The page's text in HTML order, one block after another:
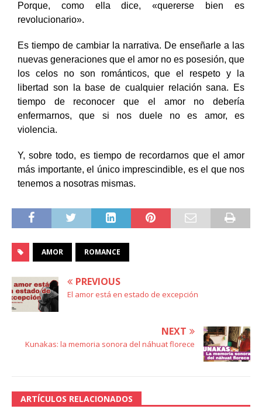
Porque, como ella dice, «quererse bien es
revolucionario».
Es tiempo de cambiar la narrativa. De enseñarle a las
nuevas generaciones que el amor no es posesión, que
los celos no son románticos, que el respeto y la
libertad son la base de cualquier relación sana.
Es
tiempo de reconocer que el amor no debería
enfermarnos, que si nos duele no es amor, es
violencia.
Y, sobre todo, es tiempo de recordarnos que el amor
más importante, el único imprescindible, es el que nos
tenemos a nosotras mismas.
AMOR ROMANCE
PREVIOUS
El amor está en estado de excepción
NEXT
Kunakas: la memoria sonora del náhuat florece
ARTÍCULOS RELACIONADOS